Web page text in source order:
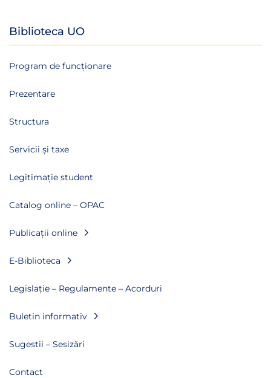
Biblioteca UO
Program de funcționare
Prezentare
Structura
Servicii și taxe
Legitimație student
Catalog online – OPAC
Publicații online
E-Biblioteca
Legislație – Regulamente – Acorduri
Buletin informativ
Sugestii – Sesizări
Contact